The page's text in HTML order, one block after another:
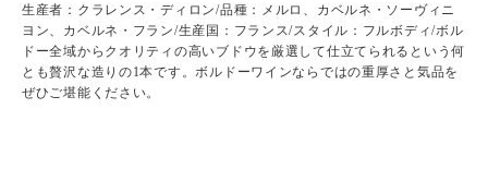
生産者：クラレンス・ディロン/品種：メルロ、カベルネ・ソーヴィニ
ヨン、カベルネ・フラン/生産国：フランス/スタイル：フルボディ/ボル
ドー全域からクオリティの高いブドウを厳選して仕立てられるという何
とも贅沢な造りの1本です。ボルドーワインならではの重厚さと気品を
ぜひご堪能ください。